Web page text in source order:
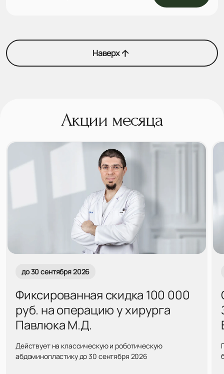
Наверх
Акции месяца
до 30 сентября 2026
Фиксированная скидка 100 000
руб. на операцию у хирурга
Павлюка М.Д.
Действует на классическую и роботическую
абдоминопластику до 30 сентября 2026